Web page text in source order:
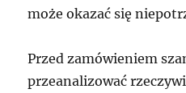
może okazać się
Przed zamówieniem
przeanalizować